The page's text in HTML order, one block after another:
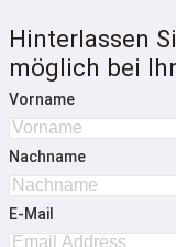
Hinterlassen
möglich bei
Vorname
Nachname
E-Mail